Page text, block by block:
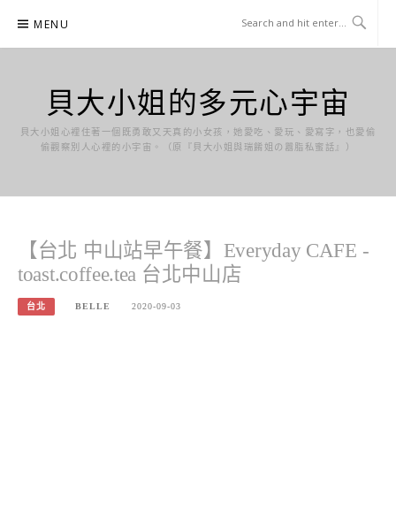
content
MENU
貝大小姐的多元心宇宙
貝大小姐心裡住著一個既勇敢又天真的小女孩，她愛吃、愛玩、愛寫字，也愛偷
偷觀察別人心裡的小宇宙。（原『貝大小姐與瑞餚姐の囂脂私蜜話』）
【台北 中山站早午餐】Everyday CAFE -
toast.coffee.tea 台北中山店
台北 BELLE 2020-09-03